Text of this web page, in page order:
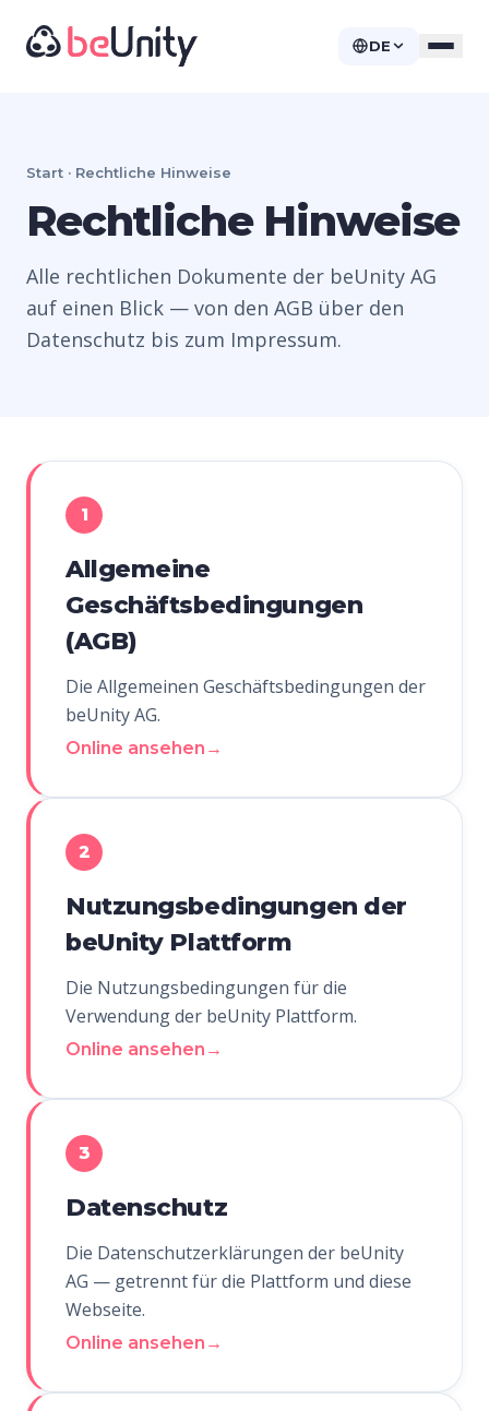
DE
Start · Rechtliche Hinweise
Rechtliche Hinweise
Alle rechtlichen Dokumente der beUnity AG
auf einen Blick — von den AGB über den
Datenschutz bis zum Impressum.
1
Allgemeine
Geschäftsbedingungen
(AGB)
Die Allgemeinen Geschäftsbedingungen der
beUnity AG.
Online ansehen →
2
Nutzungsbedingungen der
beUnity Plattform
Die Nutzungsbedingungen für die
Verwendung der beUnity Plattform.
Online ansehen →
3
Datenschutz
Die Datenschutzerklärungen der beUnity
AG — getrennt für die Plattform und diese
Webseite.
Online ansehen →